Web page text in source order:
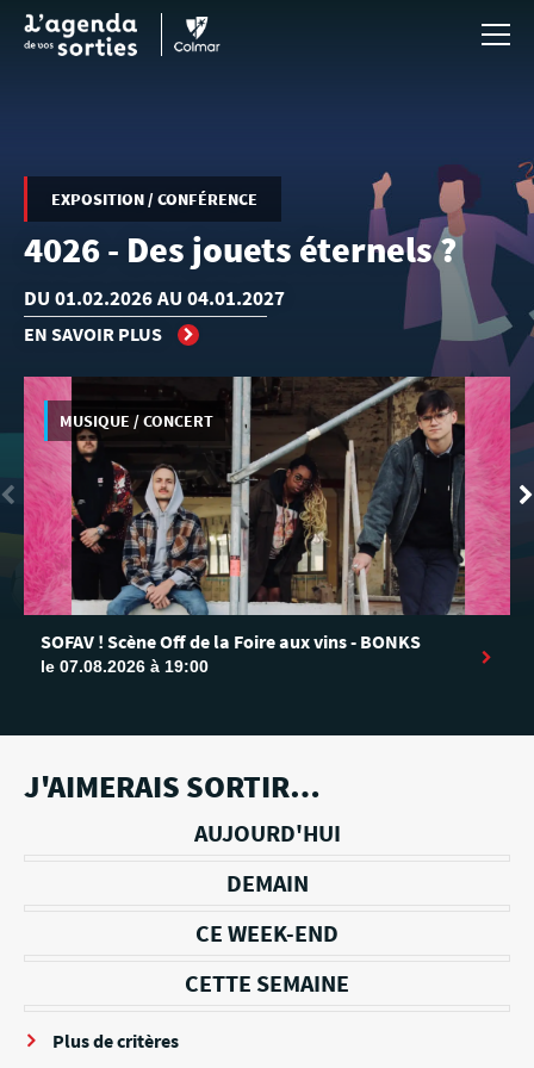
Aller au contenu principal
EXPOSITION / CONFÉRENCE
4026 - Des jouets éternels ?
DU 01.02.2026 AU 04.01.2027
EN SAVOIR PLUS
MUSIQUE / CONCERT
SOFAV ! Scène Off de la Foire aux vins - BONKS
le 07.08.2026 à 19:00
J'AIMERAIS SORTIR…
AUJOURD'HUI
DEMAIN
CE WEEK-END
CETTE SEMAINE
Plus de critères